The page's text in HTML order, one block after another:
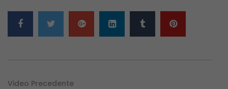
Video Precedente